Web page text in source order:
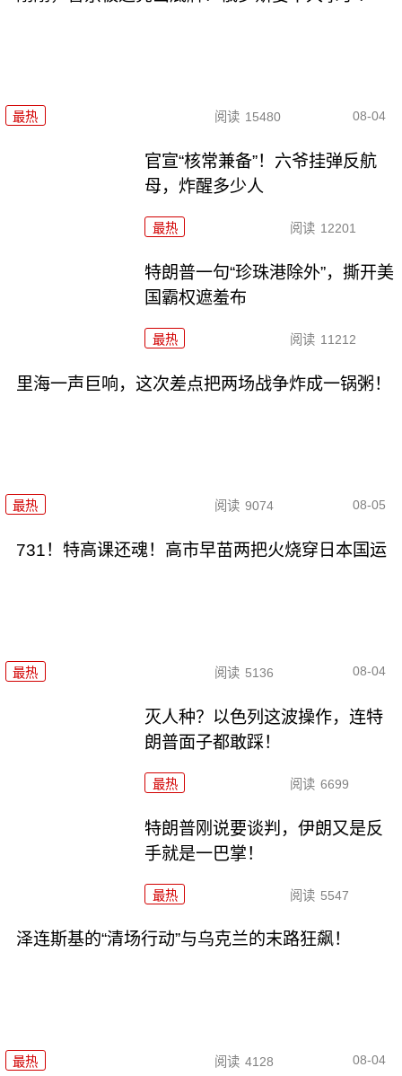
最热 阅读 15480 08-04
官宣“核常兼备”！六爷挂弹反航
母，炸醒多少人
最热 阅读 12201
特朗普一句“珍珠港除外”，撕开美
国霸权遮羞布
最热 阅读 11212
里海一声巨响，这次差点把两场战争炸成一锅粥！
最热 阅读 9074 08-05
731！特高课还魂！高市早苗两把火烧穿日本国运
最热 阅读 5136 08-04
灭人种？以色列这波操作，连特
朗普面子都敢踩！
最热 阅读 6699
特朗普刚说要谈判，伊朗又是反
手就是一巴掌！
最热 阅读 5547
泽连斯基的“清场行动”与乌克兰的末路狂飙！
最热 阅读 4128 08-04